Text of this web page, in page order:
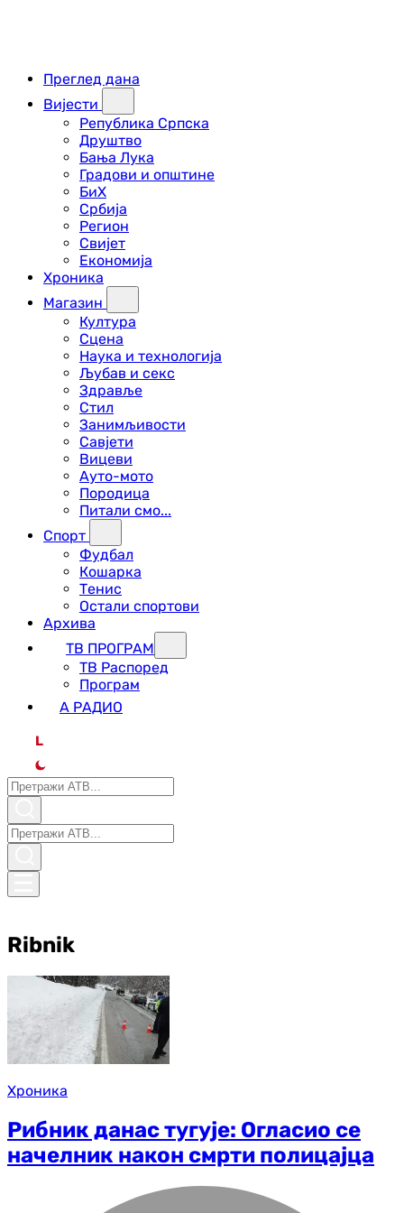
Преглед дана
Вијести
Република Српска
Друштво
Бања Лука
Градови и општине
БиХ
Србија
Регион
Свијет
Економија
Хроника
Магазин
Култура
Сцена
Наука и технологија
Љубав и секс
Здравље
Стил
Занимљивости
Савјети
Вицеви
Ауто-мото
Породица
Питали смо...
Спорт
Фудбал
Кошарка
Тенис
Остали спортови
Архива
ТВ ПРОГРАМ
ТВ Распоред
Програм
А РАДИО
L
Ribnik
Хроника
Рибник данас тугује: Огласио се
начелник након смрти полицајца